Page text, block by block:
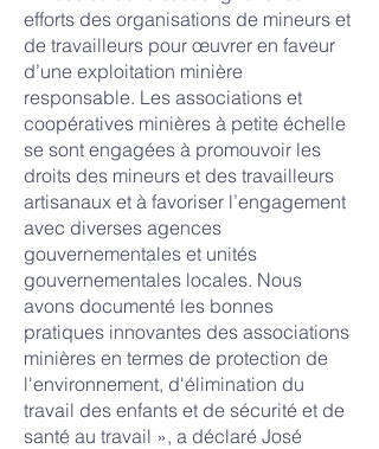
efforts des organisations de mineurs et
de travailleurs pour œuvrer en faveur
d’une exploitation minière
responsable. Les associations et
coopératives minières à petite échelle
se sont engagées à promouvoir les
droits des mineurs et des travailleurs
artisanaux et à favoriser l’engagement
avec diverses agences
gouvernementales et unités
gouvernementales locales. Nous
avons documenté les bonnes
pratiques innovantes des associations
minières en termes de protection de
l'environnement, d'élimination du
travail des enfants et de sécurité et de
santé au travail », a déclaré José